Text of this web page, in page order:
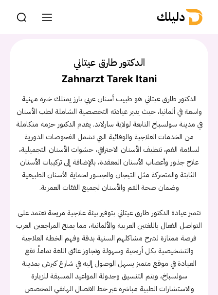
دليلك
الدكتور طارق عيتاني
Zahnarzt Tarek Itani
الدكتور طارق عيتاني هو طبيب أسنان عربي بارز يمتلك خبرة مهنية
واسعة في ألمانيا، حيث يدير عيادته التخصصية الشاملة لطب الأسنان
في مدينة سولسباخ التابعة لولاية سارلاند. يقدم الدكتور حزمة متكاملة
من الخدمات العلاجية والوقائية التي تشمل الفحوصات الدورية
لسلامة الفم، تنظيف الأسنان الاحترافي، حشوات الأسنان التجميلية،
علاج جذور وأعصاب الأسنان المعقدة، بالإضافة إلى تركيبات الأسنان
الثابتة والمتحركة مثل التيجان والجسور لحماية الأسنان الطبيعية
وضمان صحة الفم والأسنان لجميع الفئات العمرية.
تتميز عيادة الدكتور طارق عيتاني بتوفير بيئة علاجية مريحة تعتمد على
التواصل الفعال باللغتين العربية والألمانية، مما يمنح المراجعين العرب
فرصة ممتازة لشرح مشاكلهم السنية بدقة وفهم الخطة العلاجية
والتشخيصية بكل أريحية وسهولة وتجاوز عائق اللغة تماماً. تقع
العيادة في موقع متميز يسهل الوصول إليه في شارع كيرش بمدينة
سولسباخ، ويتم التنسيق وجدولة المواعيد المسبقة للزيارة
والاستشارات الطبية مباشرة عبر خط الاتصال الهاتفي المخصص